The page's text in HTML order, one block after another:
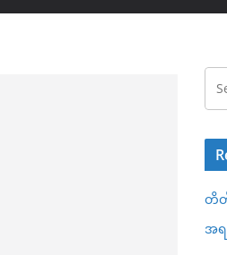
တိ
အ